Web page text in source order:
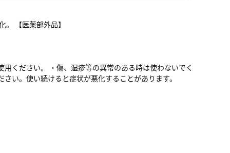
【医薬部外品】
ください。 ・傷、湿疹等の異常のある時は使わないでく
い。使い続けると症状が悪化することがあります。